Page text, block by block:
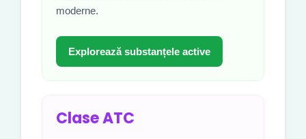
moderne.
Explorează substanțele active
Clase ATC